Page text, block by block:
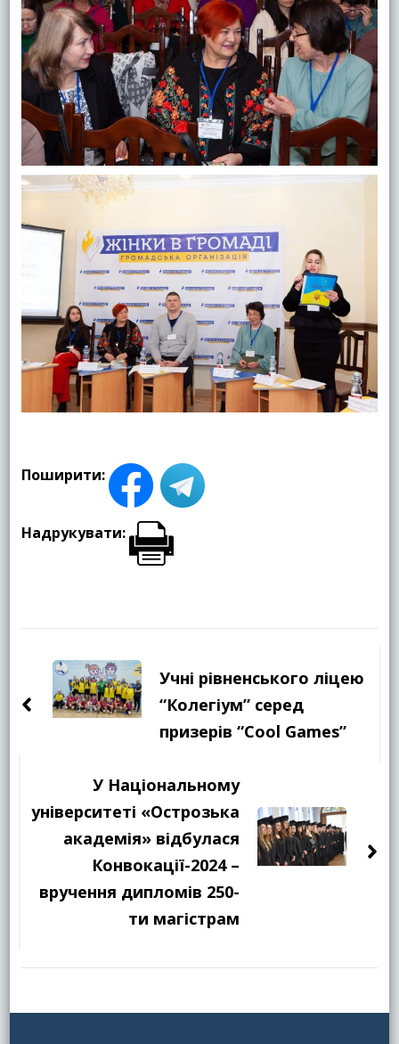
Поширити:
Надрукувати:
по
запису
Учні рівненського ліцею
“Колегіум” серед
призерів “Cool Games”
У Національному
університеті «Острозька
академія» відбулася
Конвокації-2024 –
вручення дипломів 250-
ти магістрам